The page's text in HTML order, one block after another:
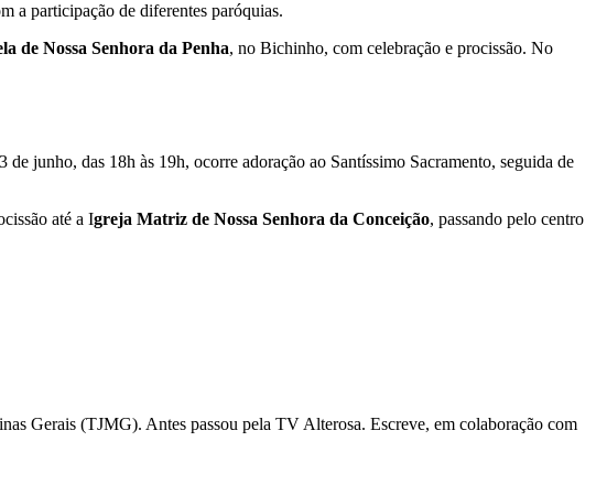
a participação de diferentes paróquias.
de Nossa Senhora da Penha, no Bichinho, com celebração e procissão. No
de junho, das 18h às 19h, ocorre adoração ao Santíssimo Sacramento, seguida de
até a Igreja Matriz de Nossa Senhora da Conceição, passando pelo centro
Gerais (TJMG). Antes passou pela TV Alterosa. Escreve, em colaboração com